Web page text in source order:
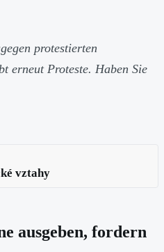
protestierten
erneut Proteste. Haben Sie
vztahy
ausgeben, fordern